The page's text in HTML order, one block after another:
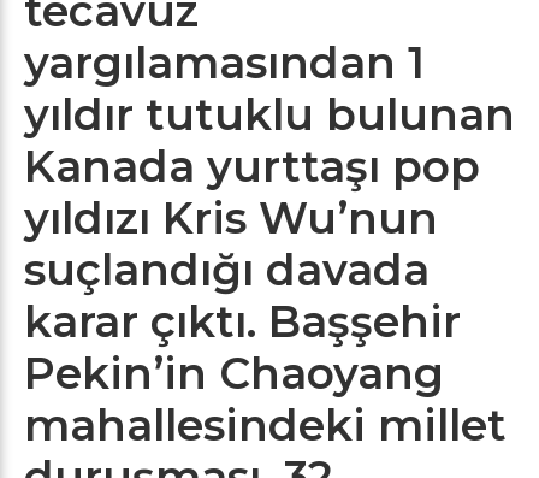
tecavüz
yargılamasından 1
yıldır tutuklu bulunan
Kanada yurttaşı pop
yıldızı Kris Wu’nun
suçlandığı davada
karar çıktı. Başşehir
Pekin’in Chaoyang
mahallesindeki millet